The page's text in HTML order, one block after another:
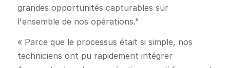
grandes opportunités capturables sur
l'ensemble de nos opérations."
« Parce que le processus était si simple, nos
techniciens ont pu rapidement intégrer